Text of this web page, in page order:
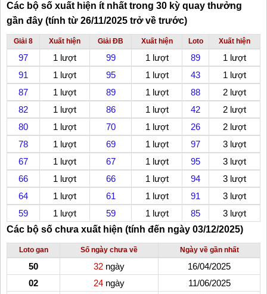
Các bộ số xuất hiện ít nhất trong 30 kỳ quay thưởng
gần đây (tính từ 26/11/2025 trở về trước)
Giải 8 Xuất hiện Giải ĐB Xuất hiện Loto Xuất hiện
97 1 lượt 99 1 lượt 89
1 lượt
91
1 lượt 95 1 lượt 43
1 lượt
87
1 lượt 89 1 lượt 88
2 lượt
82
1 lượt 86 1 lượt 42
2 lượt
80
1 lượt 70 1 lượt 26
2 lượt
78
1 lượt 69 1 lượt 97
3 lượt
67
1 lượt 67 1 lượt 95
3 lượt
66
1 lượt 66 1 lượt 94
3 lượt
64
1 lượt 61 1 lượt 91
3 lượt
59
1 lượt 59 1 lượt 85
3 lượt
Các bộ số chưa xuất hiện (tính đến ngày 03/12/2025)
Loto gan Số ngày chưa về Ngày về gần nhất
50 32 ngày
16/04/2025
02
24 ngày
11/06/2025